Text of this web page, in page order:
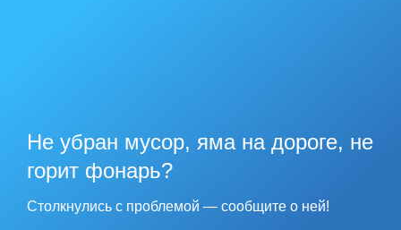
Не убран мусор, яма на дороге, не
горит фонарь?
Столкнулись с проблемой — сообщите о ней!